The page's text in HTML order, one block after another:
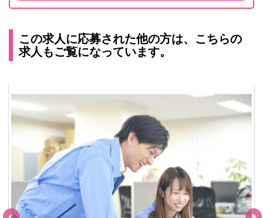
この求人に応募された他の方は、こちらの
求人もご覧になっています。